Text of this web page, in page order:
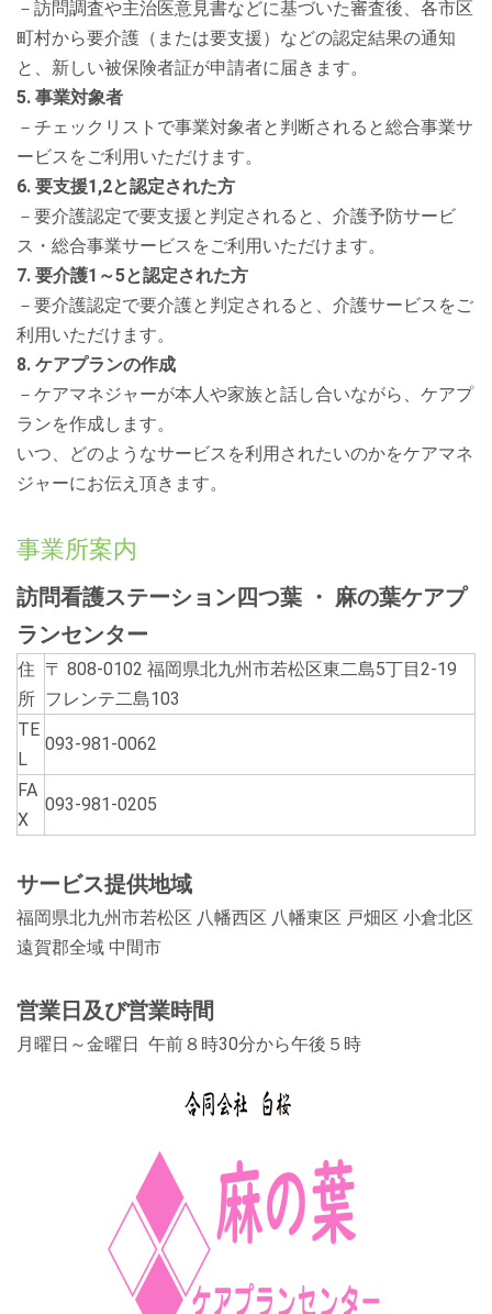
－訪問調査や主治医意見書などに基づいた審査後、各市区
町村から要介護（または要支援）などの認定結果の通知
と、新しい被保険者証が申請者に届きます。
5. 事業対象者
－チェックリストで事業対象者と判断されると総合事業サ
ービスをご利用いただけます。
6. 要支援1,2と認定された方
－要介護認定で要支援と判定されると、介護予防サービ
ス・総合事業サービスをご利用いただけます。
7. 要介護1～5と認定された方
－要介護認定で要介護と判定されると、介護サービスをご
利用いただけます。
8. ケアプランの作成
－ケアマネジャーが本人や家族と話し合いながら、ケアプ
ランを作成します。
いつ、どのようなサービスを利用されたいのかをケアマネ
ジャーにお伝え頂きます。
事業所案内
訪問看護ステーション四つ葉 ・ 麻の葉ケアプ
ランセンター
住
所
〒 808-0102 福岡県北九州市若松区東二島5丁目2-19
フレンテ二島103
TE
L
093-981-0062
FA
X
093-981-0205
サービス提供地域
福岡県北九州市若松区 八幡西区 八幡東区 戸畑区 小倉北区
遠賀郡全域 中間市
営業日及び営業時間
月曜日～金曜日 午前８時30分から午後５時